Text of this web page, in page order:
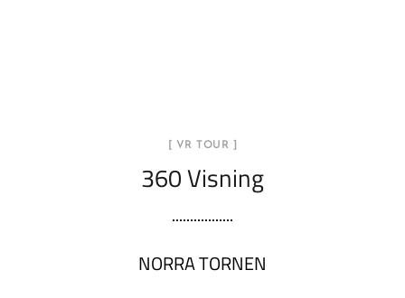
[ VR TOUR ]
360 Visning
NORRA TORNEN